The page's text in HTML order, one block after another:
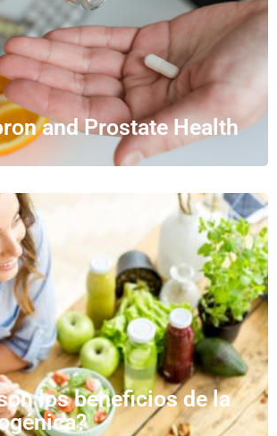
and Prostate Health
los beneficios de la